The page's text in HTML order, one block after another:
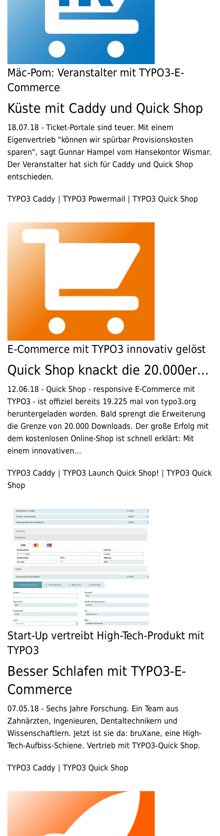
Mäc-Pom: Veranstalter mit TYPO3-E-
Commerce
Küste mit Caddy und Quick Shop
18.07.18 - Ticket-Portale sind teuer. Mit einem
Eigenvertrieb "können wir spürbar Provisionskosten
sparen", sagt Gunnar Hampel vom Hansekontor Wismar.
Der Veranstalter hat sich für Caddy und Quick Shop
entschieden.
TYPO3 Caddy | TYPO3 Powermail | TYPO3 Quick Shop
E-Commerce mit TYPO3 innovativ gelöst
Quick Shop knackt die 20.000er…
12.06.18 - Quick Shop - responsive E-Commerce mit
TYPO3 - ist offiziel bereits 19.225 mal von typo3.org
heruntergeladen worden. Bald sprengt die Erweiterung
die Grenze von 20.000 Downloads. Der große Erfolg mit
dem kostenlosen Online-Shop ist schnell erklärt: Mit
einem innovativen…
TYPO3 Caddy | TYPO3 Launch Quick Shop! | TYPO3 Quick
Shop
Start-Up vertreibt High-Tech-Produkt mit
TYPO3
Besser Schlafen mit TYPO3-E-
Commerce
07.05.18 - Sechs Jahre Forschung. Ein Team aus
Zahnärzten, Ingenieuren, Dentaltechnikern und
Wissenschaftlern. Jetzt ist sie da: bruXane, eine High-
Tech-Aufbiss-Schiene. Vertrieb mit TYPO3-Quick Shop.
TYPO3 Caddy | TYPO3 Quick Shop